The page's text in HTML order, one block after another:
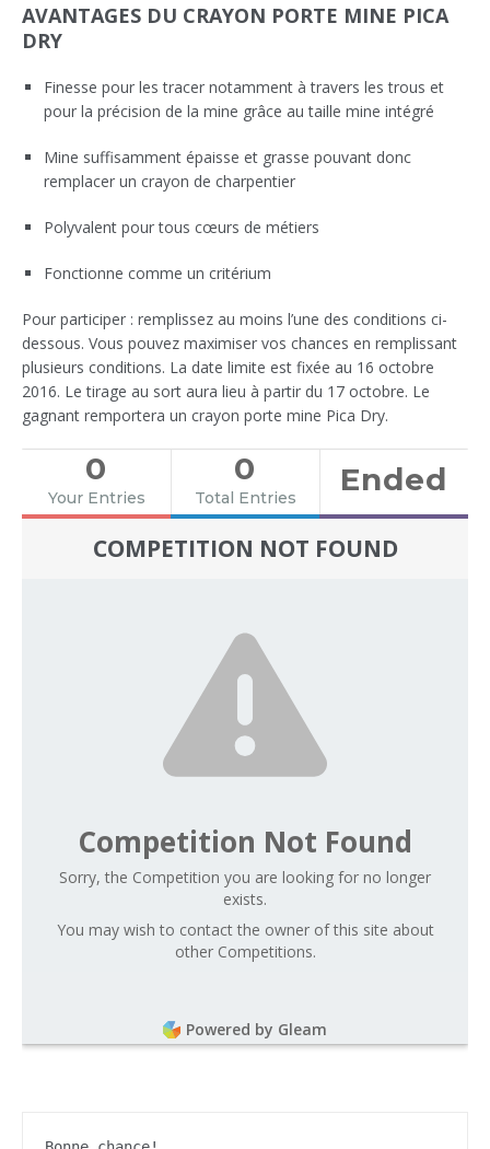
AVANTAGES DU CRAYON PORTE MINE PICA
DRY
Finesse pour les tracer notamment à travers les trous et
pour la précision de la mine grâce au taille mine intégré
Mine suffisamment épaisse et grasse pouvant donc
remplacer un crayon de charpentier
Polyvalent pour tous cœurs de métiers
Fonctionne comme un critérium
Pour participer : remplissez au moins l’une des conditions ci-
dessous. Vous pouvez maximiser vos chances en remplissant
plusieurs conditions. La date limite est fixée au 16 octobre
2016. Le tirage au sort aura lieu à partir du 17 octobre. Le
gagnant remportera un crayon porte mine Pica Dry.
0
Your Entries
0
Total Entries Ended
COMPETITION NOT FOUND
Competition Not Found
Sorry, the Competition you are looking for no longer
exists.
You may wish to contact the owner of this site about
other Competitions.
Powered by Gleam